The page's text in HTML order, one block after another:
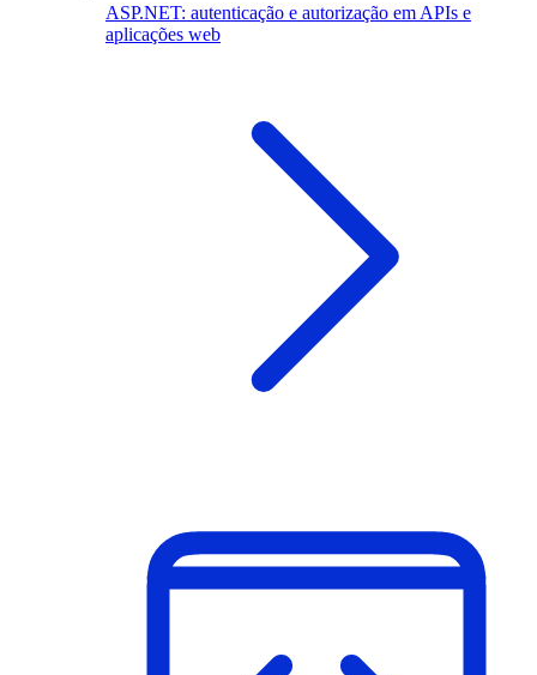
ASP.NET: autenticação e autorização em APIs e
aplicações web